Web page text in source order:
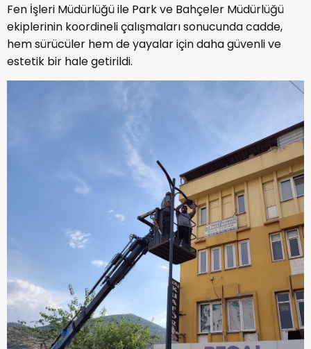
Fen İşleri Müdürlüğü ile Park ve Bahçeler Müdürlüğü
ekiplerinin koordineli çalışmaları sonucunda cadde,
hem sürücüler hem de yayalar için daha güvenli ve
estetik bir hale getirildi.